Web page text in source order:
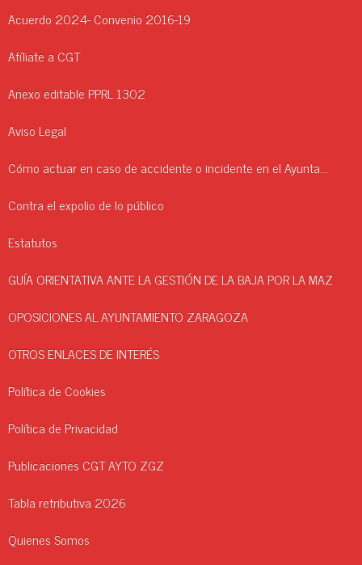
Acuerdo 2024- Convenio 2016-19
Afíliate a CGT
Anexo editable PPRL 1302
Aviso Legal
Cómo actuar en caso de accidente o incidente en el Ayuntamiento.
Contra el expolio de lo público
Estatutos
GUÍA ORIENTATIVA ANTE LA GESTIÓN DE LA BAJA POR LA MAZ
OPOSICIONES AL AYUNTAMIENTO ZARAGOZA
OTROS ENLACES DE INTERÉS
Política de Cookies
Política de Privacidad
Publicaciones CGT AYTO ZGZ
Tabla retributiva 2026
Quienes Somos